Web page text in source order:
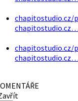
chapitostudio.cz…
chapitostudio.cz…